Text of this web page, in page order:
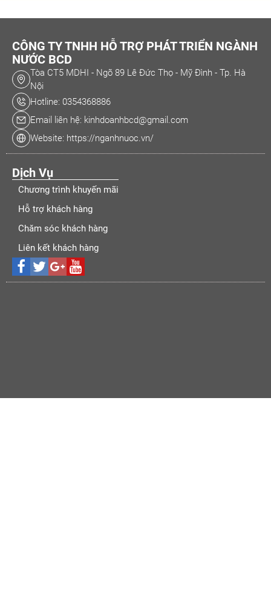
CÔNG TY TNHH HỖ TRỢ PHÁT TRIỂN NGÀNH
NƯỚC BCD
Tòa CT5 MDHI - Ngõ 89 Lê Đức Thọ - Mỹ Đình - Tp. Hà
Nội
Hotline: 0354368886
Email liên hệ: kinhdoanhbcd@gmail.com
Website: https://nganhnuoc.vn/
Dịch Vụ
Chương trình khuyến mãi
Hỗ trợ khách hàng
Chăm sóc khách hàng
Liên kết khách hàng